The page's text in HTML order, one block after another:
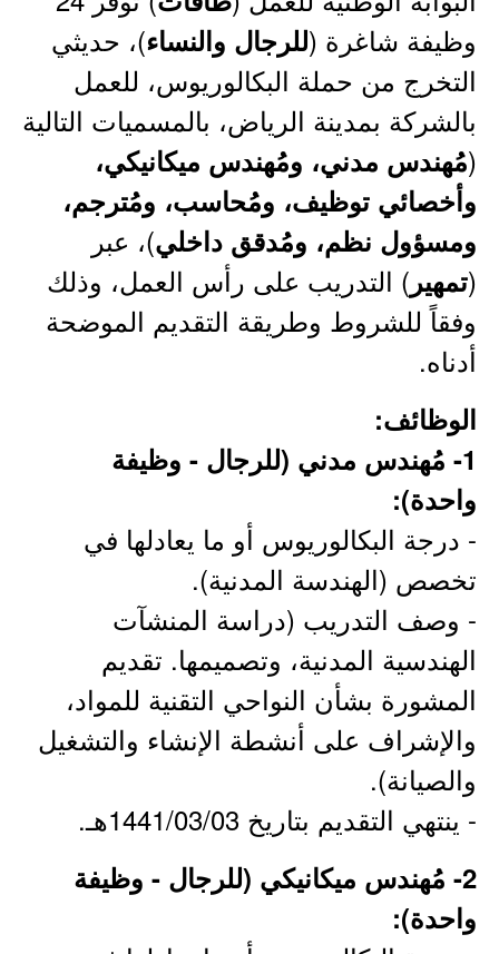
وظيفة شاغرة (للرجال والنساء)، حديثي
التخرج من حملة البكالوريوس، للعمل
بالشركة بمدينة الرياض، بالمسميات التالية
(مُهندس مدني، ومُهندس ميكانيكي،
وأخصائي توظيف، ومُحاسب، ومُترجم،
ومسؤول نظم، ومُدقق داخلي)، عبر
(تمهير ) التدريب على رأس العمل، وذلك
وفقاً للشروط وطريقة التقديم الموضحة
أدناه.
الوظائف:
1- مُهندس مدني (للرجال - وظيفة
واحدة):
- درجة البكالوريوس أو ما يعادلها في
تخصص (الهندسة المدنية).
- وصف التدريب (دراسة المنشآت
الهندسية المدنية، وتصميمها. تقديم
المشورة بشأن النواحي التقنية للمواد،
والإشراف على أنشطة الإنشاء والتشغيل
والصيانة).
- ينتهي التقديم بتاريخ 1441/03/03هـ.
2- مُهندس ميكانيكي (للرجال - وظيفة
واحدة):